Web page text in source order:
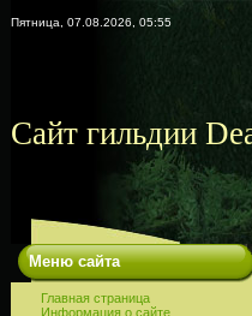
Пятница, 07.08.2026, 05:55
Сайт гильдии
Меню сайта
Главная страница
Информация о сайте